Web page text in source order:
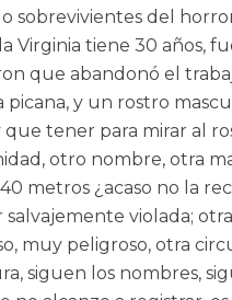
sobrevivientes del
Virginia tiene 30 años,
que abandonó el
picana, y un rostro
que tener para mirar al
otro nombre, otra
metros ¿acaso no la
violada;
muy peligroso, otra
siguen los nombres,